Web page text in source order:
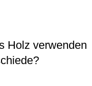
Holz verwenden